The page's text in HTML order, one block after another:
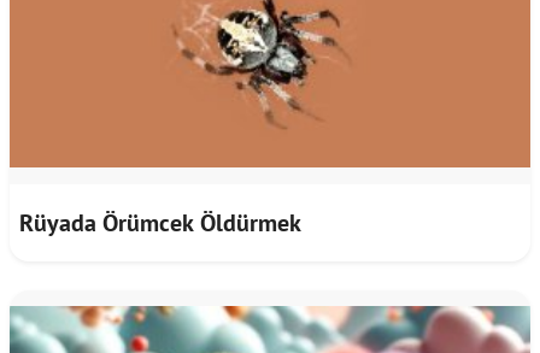
Rüyada Örümcek Öldürmek